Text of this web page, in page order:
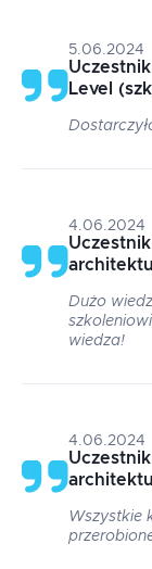
5.06.2024
Level
4.06.2024
Dużo
wiedza!
4.06.2024
Wszystkie